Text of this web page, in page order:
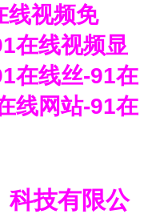
线视频免
在线视频显
在线丝-91在
线网站-91在
科技有限公